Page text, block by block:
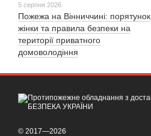
5 серпня 2026
Пожежа на Вінниччині: порятунок
жінки та правила безпеки на
території приватного
домоволодіння
© 2017—2026